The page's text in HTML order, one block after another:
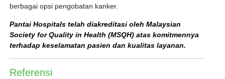
berbagai opsi pengobatan kanker.
Pantai Hospitals telah diakreditasi oleh Malaysian
Society for Quality in Health (MSQH) atas komitmennya
terhadap keselamatan pasien dan kualitas layanan.
Referensi